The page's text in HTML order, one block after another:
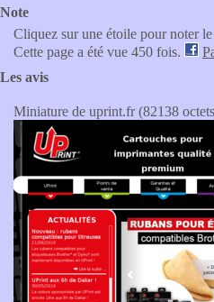
Note
Cliquez sur une étoile pour noter le
Cette page a été vue 450 fois.
Les avis
Miniature de uprint.fr (82138